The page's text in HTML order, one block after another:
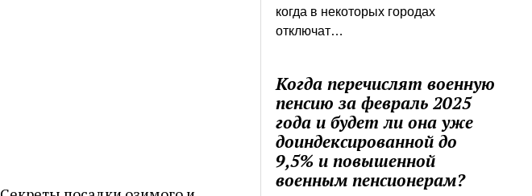
когда в некоторых городах
отключат…
Когда перечислят военную
пенсию за февраль 2025
года и будет ли она уже
доиндексированной до
9,5% и повышенной
военным пенсионерам?